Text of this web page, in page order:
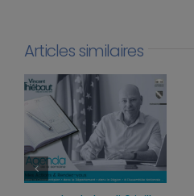
Articles similaires